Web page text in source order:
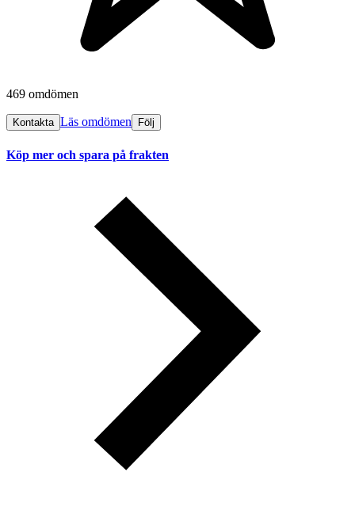
469 omdömen
Kontakta Läs omdömen Följ
Köp mer och spara på frakten